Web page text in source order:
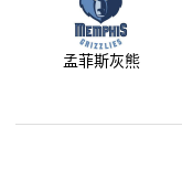
孟菲斯灰熊